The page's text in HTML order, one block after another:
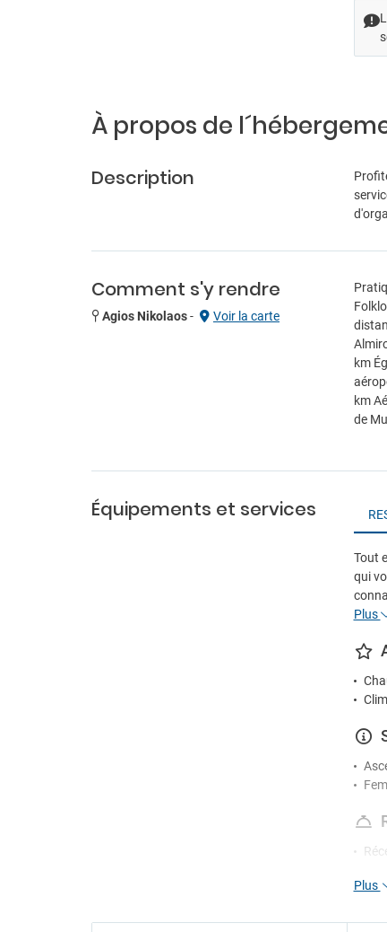
À propos de
Description
Comment s'y rendre
Agios Nikolaos- Voir la carte
km
km
de
Équipements et services
Tout
qui
Plus
Plus